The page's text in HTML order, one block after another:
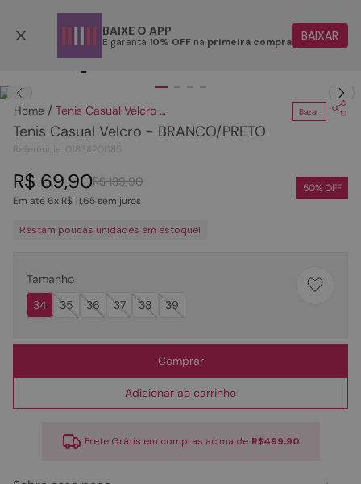
BAIXE O APP
E garanta 10% OFF na primeira compra BAIXAR
Tenis Casual Velcro - BRANCO/PRETO Bazar
Tenis Casual Velcro - BRANCO/PRETO
R$ 139,90
R$ 69,90
Em até6x R$11,65sem juros
50% OFF
Restam poucas unidades em estoque!
Tamanho
34
35 36 37 38 39
Comprar
Adicionar ao carrinho
Frete Grátis em compras acima de R$499,90
1º
2º
tenis
4º
sandalia
5º
rasteira
6º
tamanco
sapatilha
óculos
10º couro